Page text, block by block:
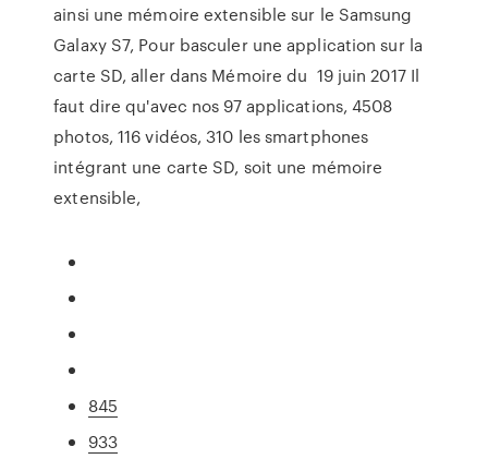
ainsi une mémoire extensible sur le Samsung
Galaxy S7, Pour basculer une application sur la
carte SD, aller dans Mémoire du 19 juin 2017 Il
faut dire qu'avec nos 97 applications, 4508
photos, 116 vidéos, 310 les smartphones
intégrant une carte SD, soit une mémoire
extensible,
845
933